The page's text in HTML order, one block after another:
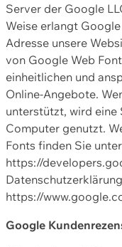
Server der Google
Weise erlangt
Adresse unsere
von Google Web
einheitlichen und
Online-Angebote.
unterstützt, wird
Computer genutzt.
Fonts finden Sie unter
https://
https://
Google